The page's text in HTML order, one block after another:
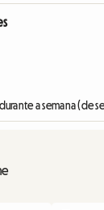
a semana (de